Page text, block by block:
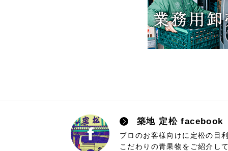
築地 定松 facebook
プロのお客様向けに定松の目
こだわりの青果物をご紹介し